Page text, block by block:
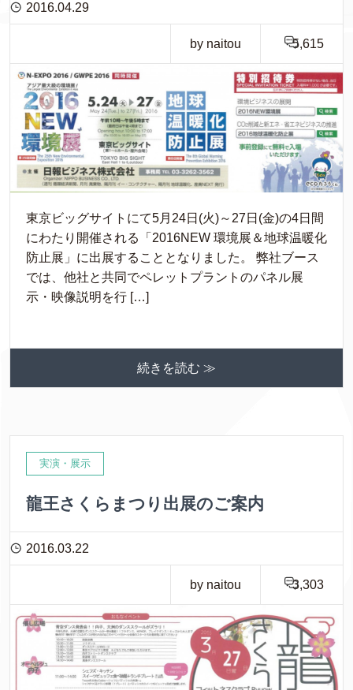
2016.04.29
by naitou 5,615
東京ビッグサイトにて5月24日(火)～27日(金)の4日間
にわたり開催される「2016NEW 環境展＆地球温暖化
防止展」に出展することとなりました。 弊社ブース
では、他社と共同でペレットプラントのパネル展
示・映像説明を行 […]
続きを読む ≫
実演・展示
龍王さくらまつり出展のご案内
2016.03.22
by naitou 3,303